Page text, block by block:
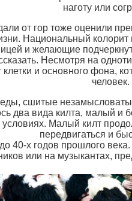
наготу или
от гор тоже оценили
Национальный
и желающие
Несмотря на
и основного фона,
человек.
сшитые
два вида килта, малый и
Малый килт
передвигаться и
40-х годов прошлого
или на музыкантах,